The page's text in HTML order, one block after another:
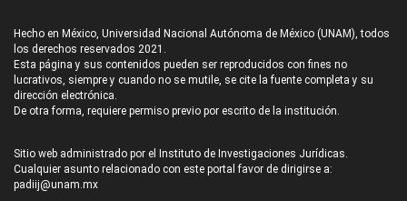
Hecho en México, Universidad Nacional Autónoma de México (UNAM), todos
los derechos reservados 2021.
Esta página y sus contenidos pueden ser reproducidos con fines no
lucrativos, siempre y cuando no se mutile, se cite la fuente completa y su
dirección electrónica.
De otra forma, requiere permiso previo por escrito de la institución.
Sitio web administrado por el Instituto de Investigaciones Jurídicas.
Cualquier asunto relacionado con este portal favor de dirigirse a:
padiij@unam.mx